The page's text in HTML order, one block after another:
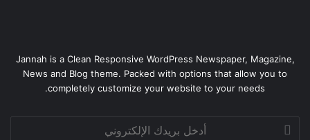
Jannah is a Clean Responsive WordPress Newspaper, Magazine,
News and Blog theme. Packed with options that allow you to
completely customize your website to your needs.
أدخل
بريدك